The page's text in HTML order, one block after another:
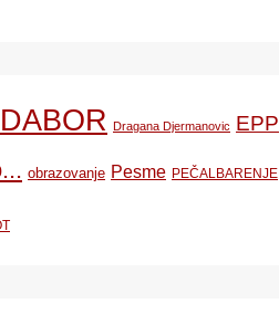
Dragana Djermanovic EPP
obrazovanje Pesme PEČALBARENJE